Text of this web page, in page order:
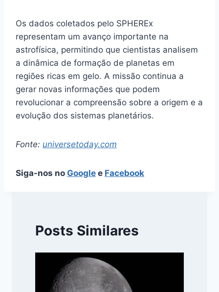
Os dados coletados pelo SPHEREx
representam um avanço importante na
astrofísica, permitindo que cientistas analisem
a dinâmica de formação de planetas em
regiões ricas em gelo. A missão continua a
gerar novas informações que podem
revolucionar a compreensão sobre a origem e a
evolução dos sistemas planetários.
Fonte: universetoday.com
Siga-nos no Google e Facebook
Posts Similares